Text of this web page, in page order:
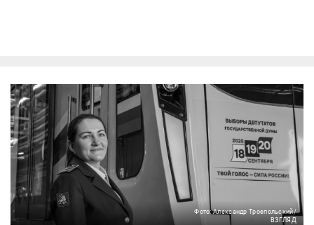
Фото: Александр Троепольский/
ВЗГЛЯД